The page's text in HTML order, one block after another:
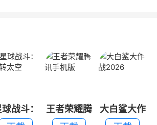
战斗：
转太空
王者荣耀腾
讯手机版
大白鲨大作
战2026